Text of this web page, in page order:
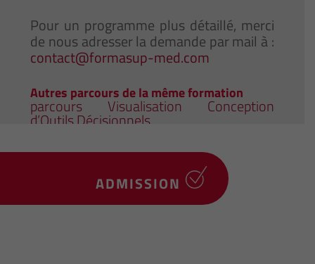
Pour un programme plus détaillé, merci
de nous adresser la demande par mail à :
contact@formasup-med.com
Autres parcours de la même formation
parcours Visualisation Conception
d’Outils Décisionnels
ADMISSION